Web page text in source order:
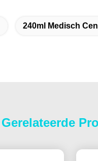
240ml Medisch
Gerelateerde